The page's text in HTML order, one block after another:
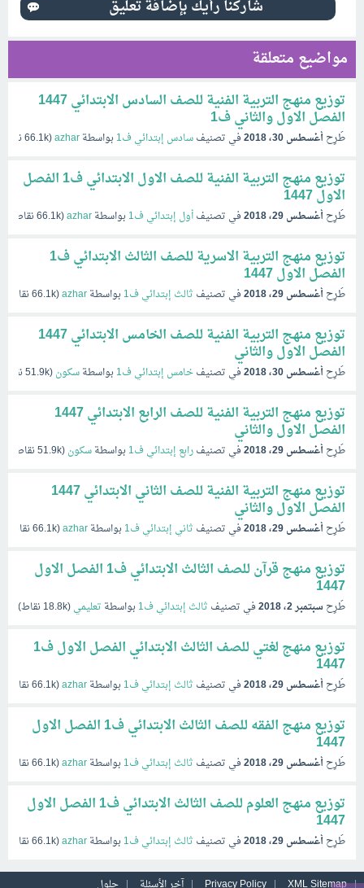
مواضيع متعلقة
توزيع منهج التربية الفنية للصف السادس الابتدائي 1447
الفصل الاول والثاني ف1
طُرِحأغسطس 30، 2018 في تصنيفسادس إبتدائي ف1 بواسطةazhar
(
66.1kنقاط)
توزيع منهج التربية الفنية للصف الاول الابتدائي ف1 الفصل
الاول 1447
طُرِحأغسطس 29، 2018 في تصنيفأول إبتدائي ف1 بواسطةazhar
(
66.1kنقاط)
توزيع منهج التربية الاسرية للصف الثالث الابتدائي ف1
الفصل الاول 1447
طُرِحأغسطس 29، 2018 في تصنيف ثالث إبتدائي ف1 بواسطةazhar
(
66.1kنقاط)
توزيع منهج التربية الفنية للصف الخامس الابتدائي 1447
الفصل الاول والثاني
طُرِحأغسطس 30، 2018 في تصنيفخامس إبتدائي ف1 بواسطةسكون(
51.9kنقاط)
توزيع منهج التربية الفنية للصف الرابع الابتدائي 1447
الفصل الاول والثاني
طُرِحأغسطس 29، 2018 في تصنيفرابع إبتدائي ف1 بواسطةسكون(
51.9kنقاط)
توزيع منهج التربية الفنية للصف الثاني الابتدائي 1447
الفصل الاول والثاني
طُرِحأغسطس 29، 2018 في تصنيف ثاني إبتدائي ف1 بواسطةazhar
(
66.1kنقاط)
توزيع منهج قرآن للصف الثالث الابتدائي ف1 الفصل الاول
1447
طُرِح سبتمبر 2، 2018 في تصنيف ثالث إبتدائي ف1 بواسطة تعليمي(
18.8kنقاط)
توزيع منهج لغتي للصف الثالث الابتدائي الفصل الاول ف1
1447
طُرِحأغسطس 29، 2018 في تصنيف ثالث إبتدائي ف1 بواسطةazhar
(
66.1kنقاط)
توزيع منهج الفقه للصف الثالث الابتدائي ف1 الفصل الاول
1447
طُرِحأغسطس 29، 2018 في تصنيف ثالث إبتدائي ف1 بواسطةazhar
(
66.1kنقاط)
توزيع منهج العلوم للصف الثالث الابتدائي ف1 الفصل الاول
1447
طُرِحأغسطس 29، 2018 في تصنيف ثالث إبتدائي ف1 بواسطةazhar
(
66.1kنقاط)